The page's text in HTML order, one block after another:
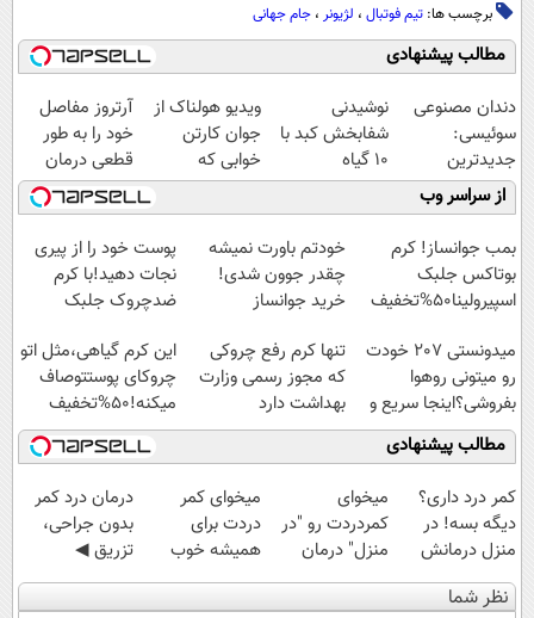
برچسب ها: تیم فوتبال ، لژیونر ، جام جهانی
مطالب پیشنهادی
دندان مصنوعی
سوئیسی:
جدیدترین
فناوری اروپا،
سبک و مقاوم |
پرداخت قسطی
نوشیدنی
شفابخش کبد با
10 گیاه
موثر(تخفیف تا
امشب)
ویدیو هولناک از
جوان کارتن
خوابی که
میلیاردر شد.
آموزش رایگان
آرتروز مفاصل
خود را به طور
قطعی درمان
کنید!
◗پرسش‌نامه◖
از سراسر وب
بمب جوانساز! کرم
بوتاکس جلبک
اسپیرولینا50%تخفیف
خودتم باورت نمیشه
چقدر جوون شدی!
خرید جوانساز
ویژه
پوست خود را از پیری
نجات دهید!با کرم
ضدچروک جلبک
میدونستی 207 خودت
رو میتونی روهوا
بفروشی؟اینجا سریع و
راحت بفروش
تنها کرم رفع چروکی
که مجوز رسمی وزارت
بهداشت دارد
این کرم گیاهی،مثل اتو
چروکای پوستتوصاف
میکنه!50%تخفیف
مطالب پیشنهادی
کمر درد داری؟
دیگه بسه! در
منزل درمانش
کن
(◀پرسش‌نامه)
میخوای
کمردردت رو "در
منزل" درمان
کنی؟ (◂فیلم +
میخوای کمر
دردت برای
همیشه خوب
شه؟ ◀
درمان درد کمر
بدون جراحی،
تزریق ◀
پرسش‌نامه رو پر
نظر شما